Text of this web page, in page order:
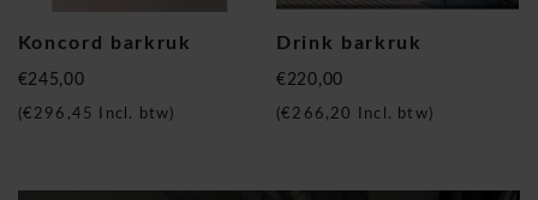
Koncord barkruk
€245,00
(€296,45 Incl. btw)
Drink barkruk
€220,00
(€266,20 Incl. btw)